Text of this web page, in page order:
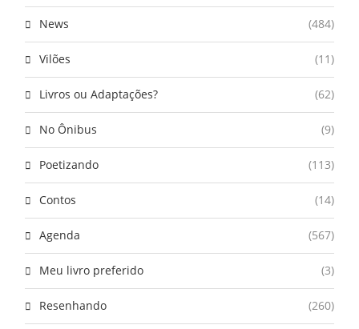
News (484)
Vilões (11)
Livros ou Adaptações? (62)
No Ônibus (9)
Poetizando (113)
Contos (14)
Agenda (567)
Meu livro preferido (3)
Resenhando (260)